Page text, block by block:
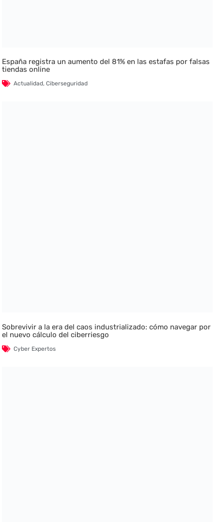
España registra un aumento del 81% en las estafas por falsas
tiendas online
Actualidad,Ciberseguridad
Sobrevivir a la era del caos industrializado: cómo navegar por
el nuevo cálculo del ciberriesgo
Cyber Expertos